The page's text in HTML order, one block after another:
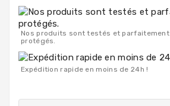
Nos produits sont testés et parfaitement
protégés.
Expédition rapide en moins de 24h !